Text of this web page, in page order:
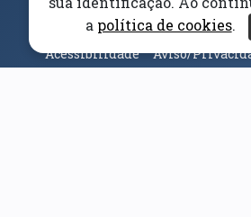
Canal Denúncia
Acessibilidade Aviso/
Dados
a política de cookies.